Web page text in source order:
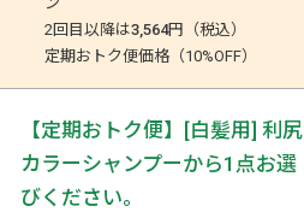
2回目以降は3,564円（税込）
定期おトク便価格（10%OFF）
【定期おトク便】[白髪用] 利尻
カラーシャンプーから1点お選
びください。